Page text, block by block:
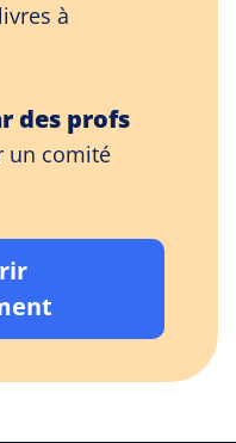
à
des profs
un comité